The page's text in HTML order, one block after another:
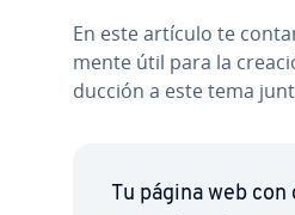
En este artículo te
me­n­te útil para la
du­c­ción a este tema
Tu página web